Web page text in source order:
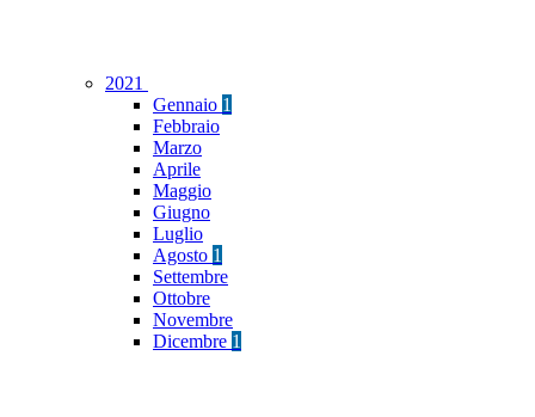
2021
Gennaio 1
Febbraio
Marzo
Aprile
Maggio
Giugno
Luglio
Agosto 1
Settembre
Ottobre
Novembre
Dicembre 1